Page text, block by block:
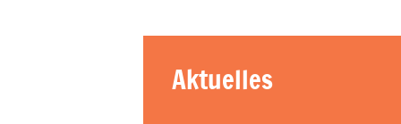
Aktuelles